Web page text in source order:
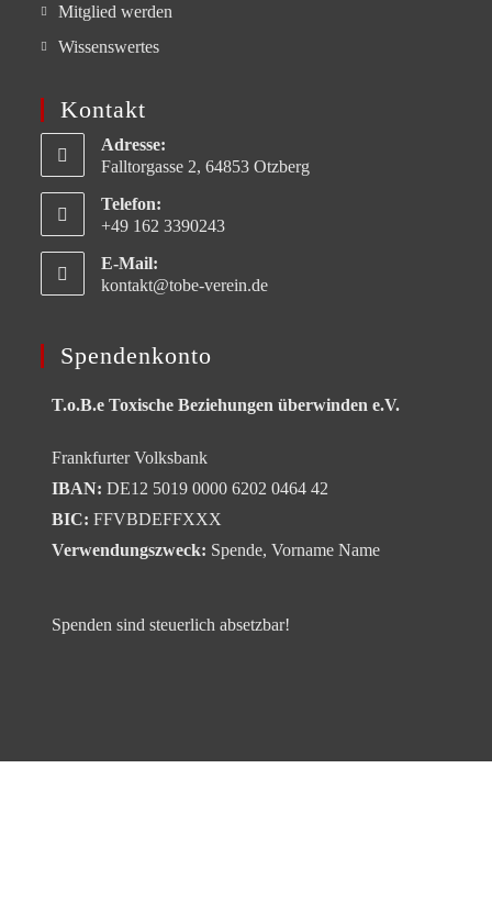
Mitglied werden
Wissenswertes
Kontakt
Adresse:
Falltorgasse 2, 64853 Otzberg
Telefon:
+49 162 3390243
E-Mail:
kontakt@tobe-verein.de
Spendenkonto
T.o.B.e Toxische Beziehungen überwinden e.V.
Frankfurter Volksbank
IBAN:DE12 5019 0000 6202 0464 42
BIC: FFVBDEFFXXX
Verwendungszweck: Spende, Vorname Name
Spenden sind steuerlich absetzbar!